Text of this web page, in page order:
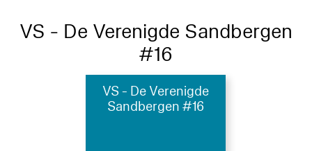
VS - De Verenigde Sandbergen
#16
VS - De Verenigde
Sandbergen #16